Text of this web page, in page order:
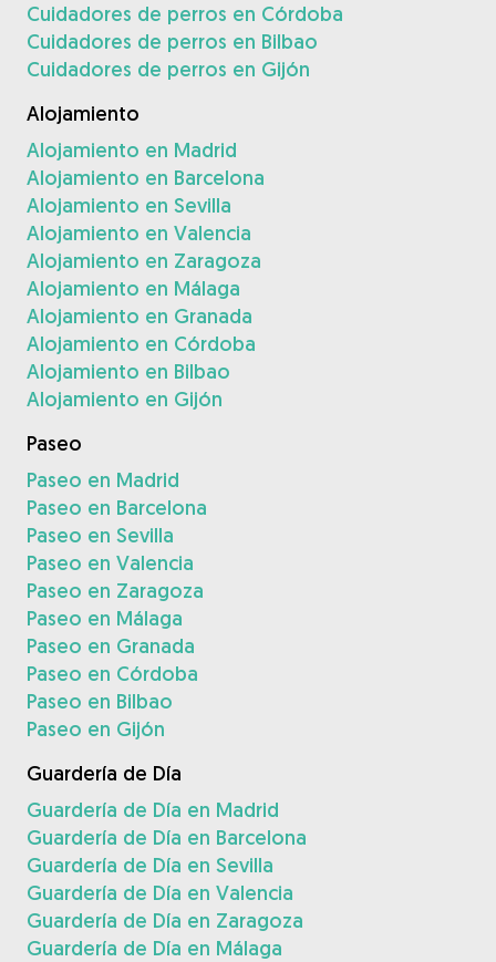
Cuidadores de perros en Córdoba
Cuidadores de perros en Bilbao
Cuidadores de perros en Gijón
Alojamiento
Alojamiento en Madrid
Alojamiento en Barcelona
Alojamiento en Sevilla
Alojamiento en Valencia
Alojamiento en Zaragoza
Alojamiento en Málaga
Alojamiento en Granada
Alojamiento en Córdoba
Alojamiento en Bilbao
Alojamiento en Gijón
Paseo
Paseo en Madrid
Paseo en Barcelona
Paseo en Sevilla
Paseo en Valencia
Paseo en Zaragoza
Paseo en Málaga
Paseo en Granada
Paseo en Córdoba
Paseo en Bilbao
Paseo en Gijón
Guardería de Día
Guardería de Día en Madrid
Guardería de Día en Barcelona
Guardería de Día en Sevilla
Guardería de Día en Valencia
Guardería de Día en Zaragoza
Guardería de Día en Málaga